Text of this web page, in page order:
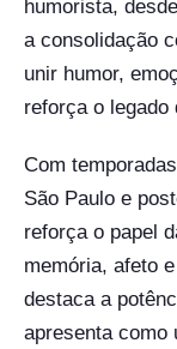
humorista,
a consolidação
unir humor,
reforça o legado
Com
São Paulo e
reforça o papel
memória, afeto
destaca a
apresenta como